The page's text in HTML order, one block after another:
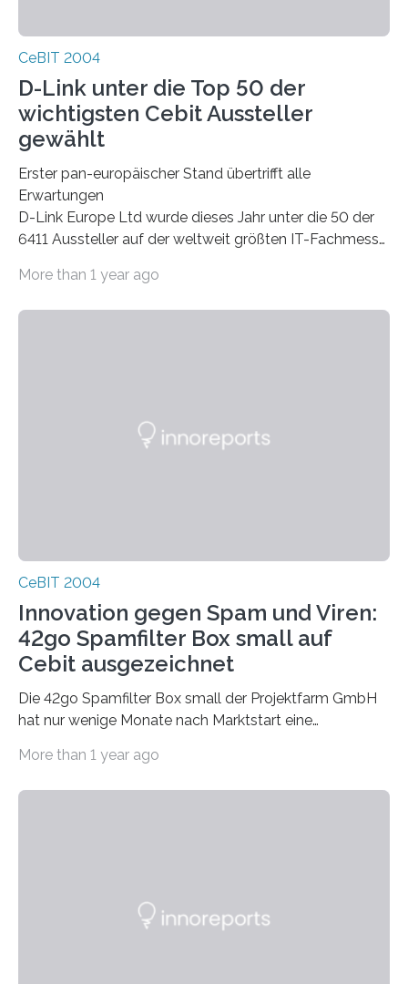
CeBIT 2004
D-Link unter die Top 50 der
wichtigsten Cebit Aussteller
gewählt
Erster pan-europäischer Stand übertrifft alle
Erwartungen
D-Link Europe Ltd wurde dieses Jahr unter die 50 der
6411 Aussteller auf der weltweit größten IT-Fachmesse
Das Konzept, dem internationalen Trend der CeBIT zu
More than 1 year ago
CeBIT 2004
Innovation gegen Spam und Viren:
42go Spamfilter Box small auf
Cebit ausgezeichnet
Die 42go Spamfilter Box small der Projektfarm GmbH
hat nur wenige Monate nach Marktstart eine
renomierte Fachzeitschrift PC Professionell hat die
More than 1 year ago